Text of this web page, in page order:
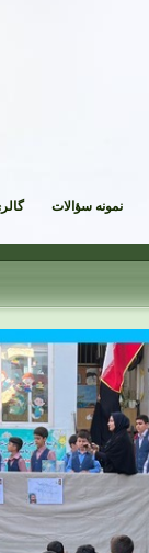
نمونه سؤالات